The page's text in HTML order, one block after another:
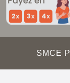
SMCE